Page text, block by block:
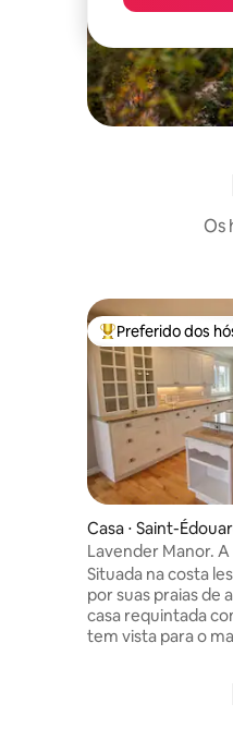
Os
Entre os melhores
Preferido dos
Casa ⋅ Saint-
nt
Lavender Manor.
praia!
Situada na costa
por suas praias de
casa requintada
tem vista para o
trilhas para